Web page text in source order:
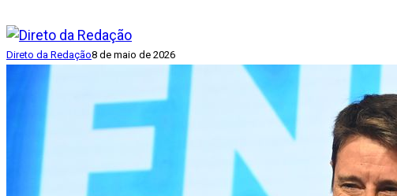
Direto da Redação8 de maio de 2026